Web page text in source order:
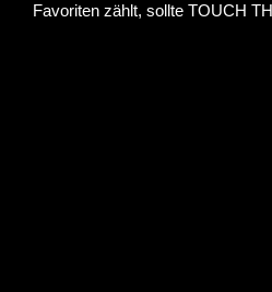
Favoriten zählt, sollte TOUCH